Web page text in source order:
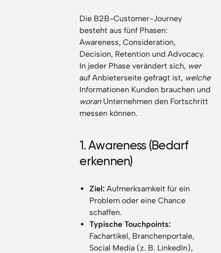
Die B2B-Customer-Journey
besteht aus fünf Phasen:
Awareness, Consideration,
Decision, Retention und Advocacy.
In jeder Phase verändert sich, wer
auf Anbieterseite gefragt ist, welche
Informationen Kunden brauchen und
woranUnternehmen den Fortschritt
messen können.
1. Awareness (Bedarf
erkennen)
Ziel: Aufmerksamkeit für ein
Problem oder eine Chance
schaffen.
Typische Touchpoints:
Fachartikel, Branchenportale,
Social Media (z. B. LinkedIn),